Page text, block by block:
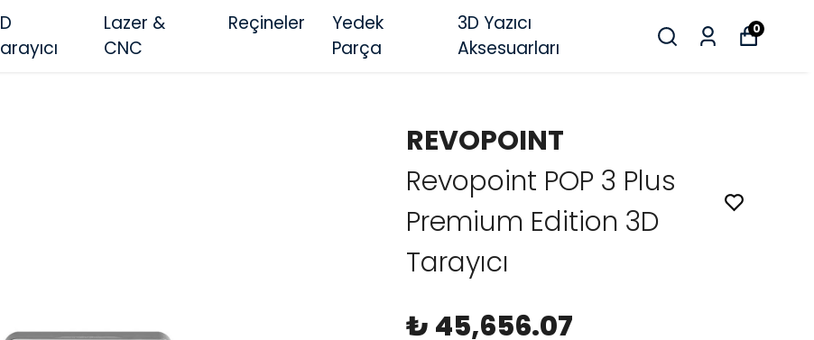
Lazer &
CNC
Reçineler
Yedek
Parça
3D Yazıcı
Aksesuarları
0
REVOPOINT
Revopoint POP 3 Plus
Premium Edition 3D
Tarayıcı
₺ 45,656.07